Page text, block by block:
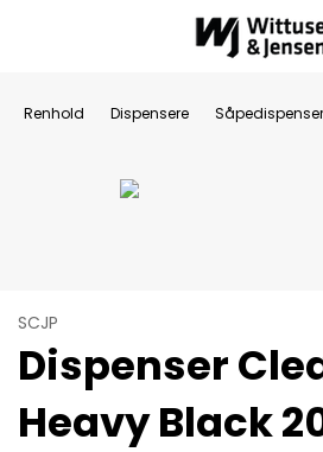
Renhold Dispensere Såpedispenser
SCJP
Dispenser
Heavy Black